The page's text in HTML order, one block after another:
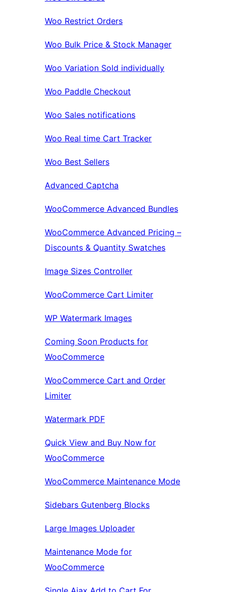
Woo Restrict Orders
Woo Bulk Price & Stock Manager
Woo Variation Sold individually
Woo Paddle Checkout
Woo Sales notifications
Woo Real time Cart Tracker
Woo Best Sellers
Advanced Captcha
WooCommerce Advanced Bundles
WooCommerce Advanced Pricing –
Discounts & Quantity Swatches
Image Sizes Controller
WooCommerce Cart Limiter
WP Watermark Images
Coming Soon Products for
WooCommerce
WooCommerce Cart and Order
Limiter
Watermark PDF
Quick View and Buy Now for
WooCommerce
WooCommerce Maintenance Mode
Sidebars Gutenberg Blocks
Large Images Uploader
Maintenance Mode for
WooCommerce